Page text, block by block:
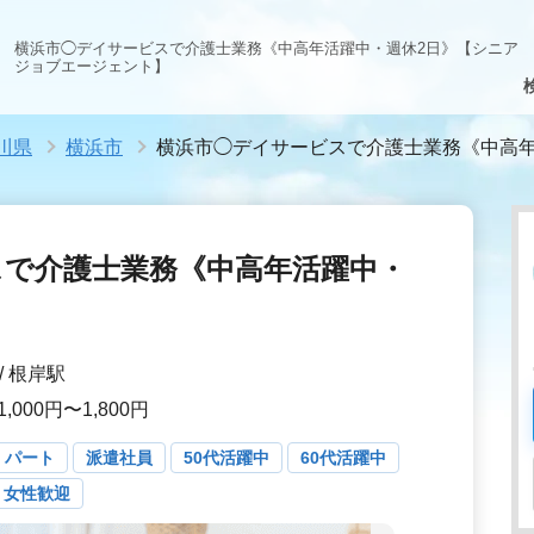
横浜市◯デイサービスで介護士業務《中高年活躍中・週休2日》【シニア
ジョブエージェント】
県 横浜市 横浜市◯デイサービスで介護士業務《中高
介護士業務《中高年活躍中・
根岸駅
円〜1,800円
ート 派遣社員 50代活躍中
60代活躍中
女性歓迎